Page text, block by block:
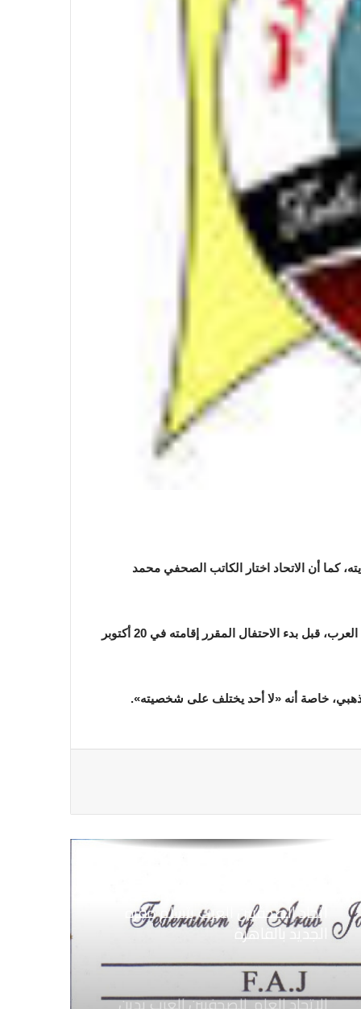
كما أن الاتحاد اختار الكاتب الصحفي محمد
وقال حاتم زكريا، أمين عام اتحاد الصحفيين العرب، إن الرئيس عبدالفتاح السيسي سيستقبل أعضاء الأمانة العامة للاتحاد والنقباء العرب، قبل بدء الاحتفال المقرر إقامته في 20 أكتوبر
خاصة أنه «لا أحد يختلف على شخصيته».
الدبلوماسية الإنسانية وحقوق اللاجئين
مدّ رجولك على قدّ لحافك
الاتحاد العام للصحفيين العرب يدين
بكل قوة جرائم الاحتلال الصهيوني فى
اتحاد الصحفيين العرب يتسلم مقره
الجديد بالقاهرة